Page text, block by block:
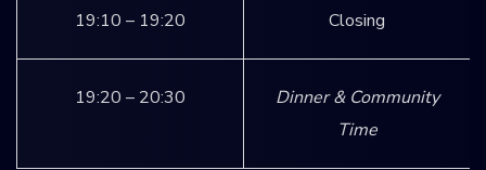
19:10 – 19:20 Closing
19:20 – 20:30
Dinner & Community
Time